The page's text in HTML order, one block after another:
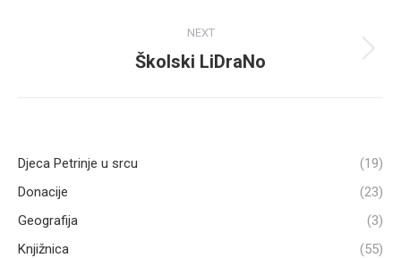
NEXT
Next
Školski LiDraNo
Djeca Petrinje u srcu
(19)
Donacije
(23)
Geografija
(3)
Knjižnica
(55)